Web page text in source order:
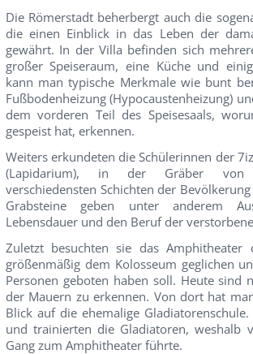
Die Römerstadt beherbergt auch die
die einen Einblick in das Leben der
gewährt. In der Villa befinden sich
großer Speiseraum, eine Küche und
kann man typische Merkmale wie bunt
Fußbodenheizung (Hypocaustenheizung)
dem vorderen Teil des Speisesaals,
gespeist hat, erkennen.
Weiters erkundeten die Schülerinnen der
(Lapidarium), in der Gräber von
verschiedensten Schichten der
Grabsteine geben unter anderem
Lebensdauer und den Beruf der
Zuletzt besuchten sie das Amphitheater
größenmäßig dem Kolosseum geglichen
Personen geboten haben soll. Heute sind
der Mauern zu erkennen. Von dort hat
Blick auf die ehemalige
und trainierten die Gladiatoren, weshalb
Gang zum Amphitheater führte.